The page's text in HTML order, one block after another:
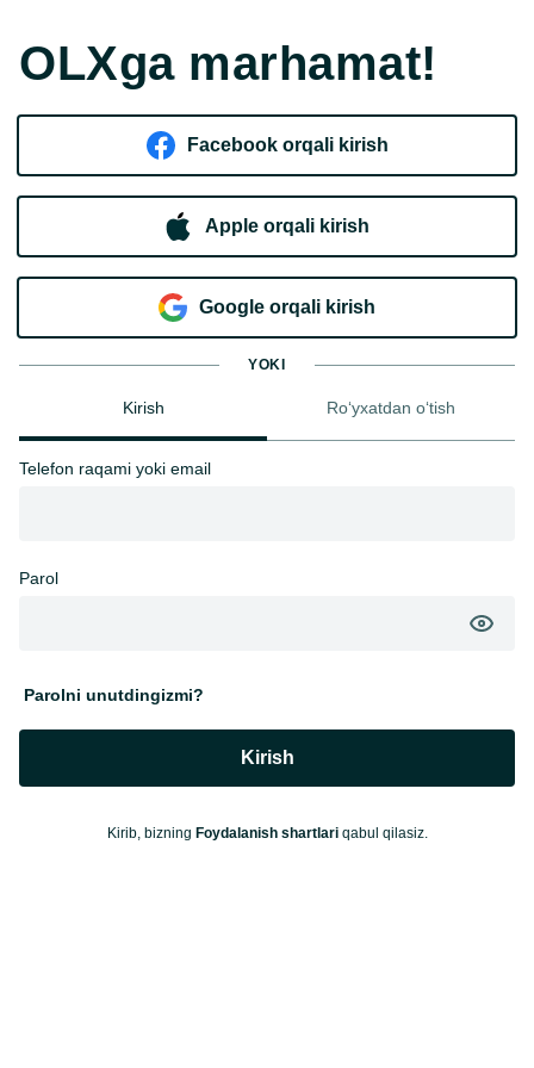
OLXga marhamat!
Facebook orqali kirish​
Apple orqali kirish
Goo​g​le orqali kirish
YOKI
Kirish Ro‘yxatdan o‘tish
Telefon raqami yoki email
Parol
Parolni unutdingizmi?
Kirish
Kirib, bizning Foydalanish shartlariqabul qilasiz.